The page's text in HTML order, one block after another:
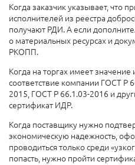
Когда заказчик указывает, что
исполнителей из реестра
получают РДИ. А если
о материальных ресурсах и
РКОПП.
Когда на торгах имеет
соответствие компании ГОСТ Р
2015, ГОСТ Р 66.1.03-2016 и
сертификат ИДР.
Когда поставщику нужно
экономическую надежность,
проводиться только среди
попасть, нужно пройти